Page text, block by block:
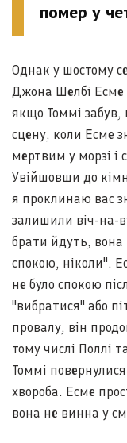
помер у
Однак у шостому
Джона Шелбі Есме
якщо Томмі забув,
сцену, коли Есме
мертвим у морзі і
Увійшовши до
я проклинаю вас
залишили віч-на-
брати йдуть, вона
спокою, ніколи".
не було спокою
"вибратися" або
провалу, він
тому числі Поллі
Томмі
хвороба. Есме
вона не винна у